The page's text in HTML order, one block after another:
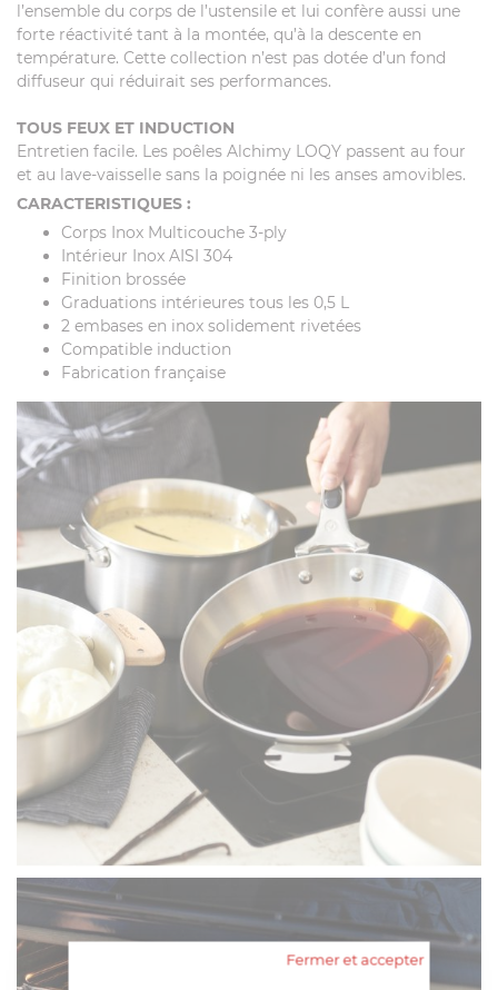
l’ensemble du corps de l’ustensile et lui confère aussi une
forte réactivité tant à la montée, qu’à la descente en
température. Cette collection n’est pas dotée d’un fond
diffuseur qui réduirait ses performances.
TOUS FEUX ET INDUCTION
Entretien facile. Les poêles Alchimy LOQY passent au four
et au lave-vaisselle sans la poignée ni les anses amovibles.
CARACTERISTIQUES :
Corps Inox Multicouche 3-ply
Intérieur Inox AISI 304
Finition brossée
Graduations intérieures tous les 0,5 L
2 embases en inox solidement rivetées
Compatible induction
Fabrication française
Fermer et accepter